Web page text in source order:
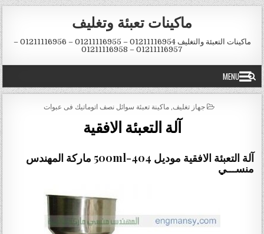
Skip to content
ماكينات تعبئة وتغليف
ماكينات التعبئة والتغليف 01211116954 – 01211116955 – 01211116956 –
01211116957 – 01211116958
MENU
POSTED IN
جهاز تغليف ماكينة تعبئة سوائل نصف اتوماتيك فى عبوات
آلة التعبئة الافقية
آلة التعبئة الافقية موديل 404-500ml ماركة المهندس
منســـي